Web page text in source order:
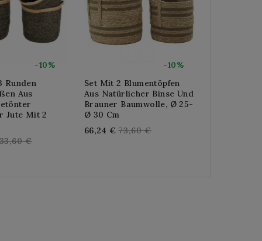
-10%
Runden
Aus
Jute Mit 2
€
-10%
Set Mit 2 Blumentöpfen
Aus Natürlicher Binse Und
Brauner Baumwolle, Ø 25-
Ø 30 Cm
66,24 € Regular
73,60 €